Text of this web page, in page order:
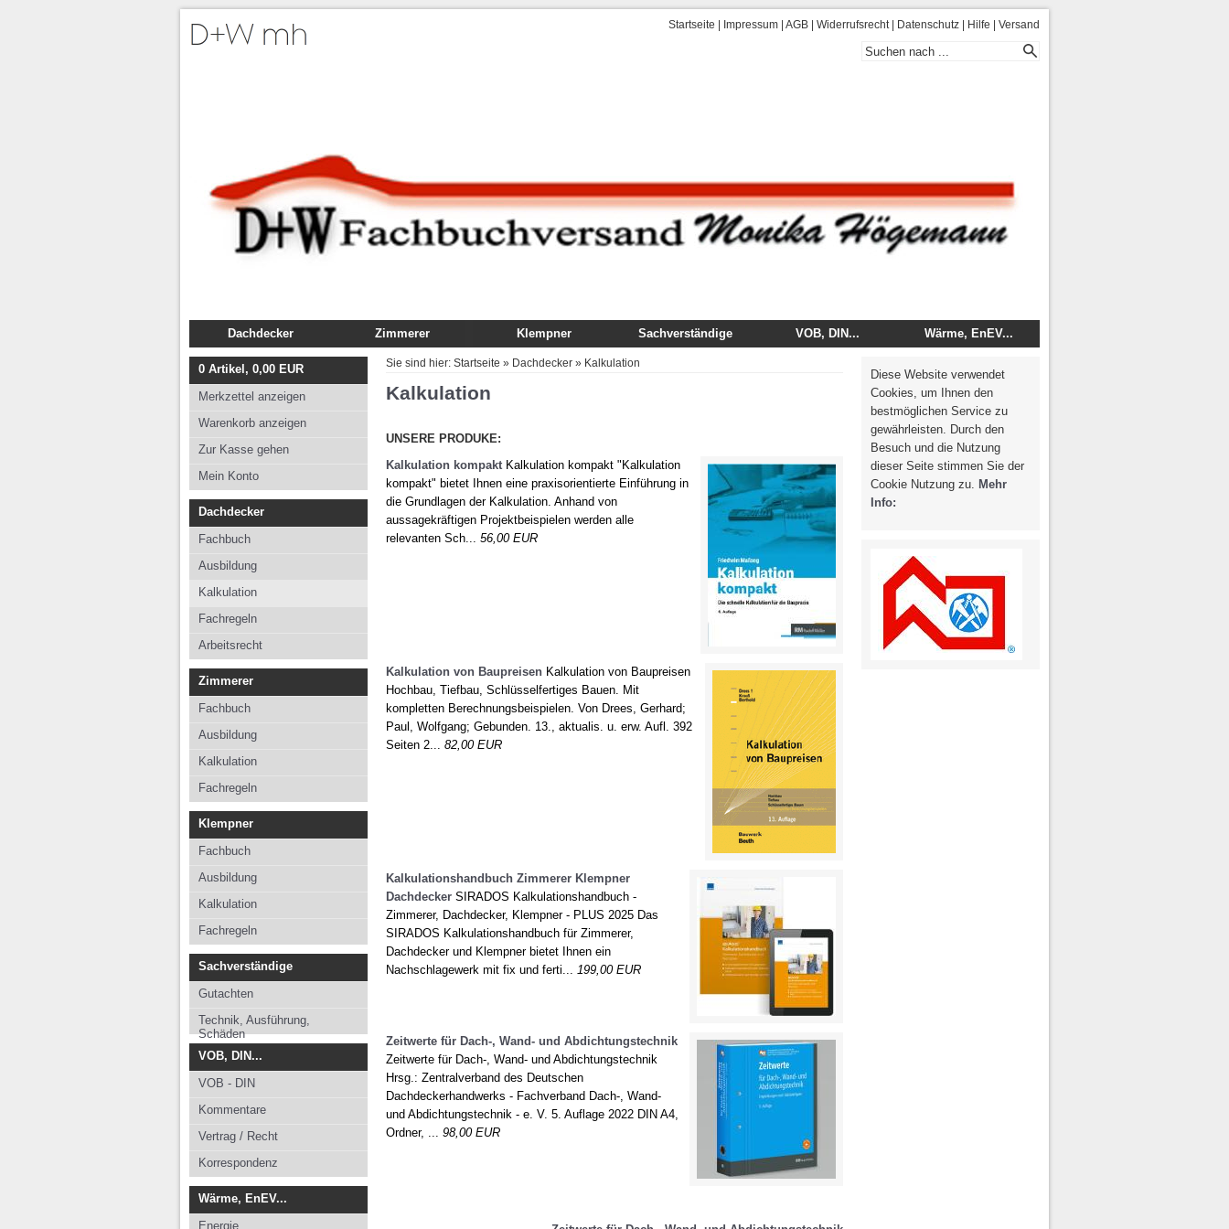
Startseite Impressum AGB Widerrufsrecht| Datenschutz Hilfe Versand
Dachdecker
Fachbuch
Ausbildung
Kalkulation
Fachregeln
Arbeitsrecht
Zimmerer
Fachbuch
Ausbildung
Fachregeln
Klempner
Fachbuch
Sachverständige
VOB, DIN...
Wärme, EnEV...
Wärme, Brand, Schall
Photovoltaik /
Solarthermie
0 Artikel, 0,00 EUR
Merkzettel anzeigen
Warenkorb anzeigen
Zur Kasse gehen
Mein Konto
Dachdecker
Fachbuch
Ausbildung
Kalkulation
Fachregeln
Arbeitsrecht
Zimmerer
Fachbuch
Ausbildung
Kalkulation
Fachregeln
Klempner
Fachbuch
Ausbildung
Kalkulation
Fachregeln
Sachverständige
Gutachten
Technik, Ausführung,
Schäden
VOB, DIN...
VOB - DIN
Kommentare
Vertrag / Recht
Korrespondenz
Wärme, EnEV...
Energie
Sie sind hier: Startseite » Dachdecker » Kalkulation
Kalkulation
UNSERE PRODUKE:
Kalkulation kompaktKalkulation kompakt "Kalkulation
kompakt" bietet Ihnen eine praxisorientierte Einführung in
die Grundlagen der Kalkulation. Anhand von
aussagekräftigen Projektbeispielen werden alle
relevanten Sch... 56,00 EUR
Kalkulation von Baupreisen Kalkulation von Baupreisen
Hochbau, Tiefbau, Schlüsselfertiges Bauen. Mit
kompletten Berechnungsbeispielen. Von Drees, Gerhard;
Paul, Wolfgang; Gebunden. 13., aktualis. u. erw. Aufl. 392
Seiten 2... 82,00 EUR
Kalkulationshandbuch Zimmerer Klempner
Dachdecker SIRADOS Kalkulationshandbuch -
Zimmerer, Dachdecker, Klempner - PLUS 2025 Das
SIRADOS Kalkulationshandbuch für Zimmerer,
Dachdecker und Klempner bietet Ihnen ein
Nachschlagewerk mit fix und ferti... 199,00 EUR
Zeitwerte für Dach-, Wand- und Abdichtungstechnik
Zeitwerte für Dach-, Wand- und Abdichtungstechnik
Hrsg.: Zentralverband des Deutschen
Dachdeckerhandwerks - Fachverband Dach-, Wand-
und Abdichtungstechnik - e. V. 5. Auflage 2022 DIN A4,
Ordner, ... 98,00 EUR
Diese Website verwendet
Cookies, um Ihnen den
bestmöglichen Service zu
gewährleisten. Durch den
Besuch und die Nutzung
dieser Seite stimmen Sie der
Cookie Nutzung zu. Mehr
Info: